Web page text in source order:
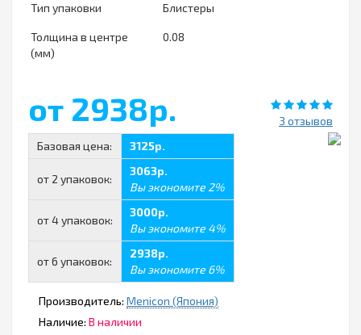
Тип упаковки Блистеры
Толщина в центре
(мм)
0.08
3 отзывов
от 2938р.
Базовая цена: 3125р.
от 2 упаковок:
3063р.
Вы экономите 2%
от 4 упаковок:
3000р.
Вы экономите 4%
от 6 упаковок:
2938р.
Вы экономите 6%
Производитель: Menicon (Япония)
Наличие: В наличии